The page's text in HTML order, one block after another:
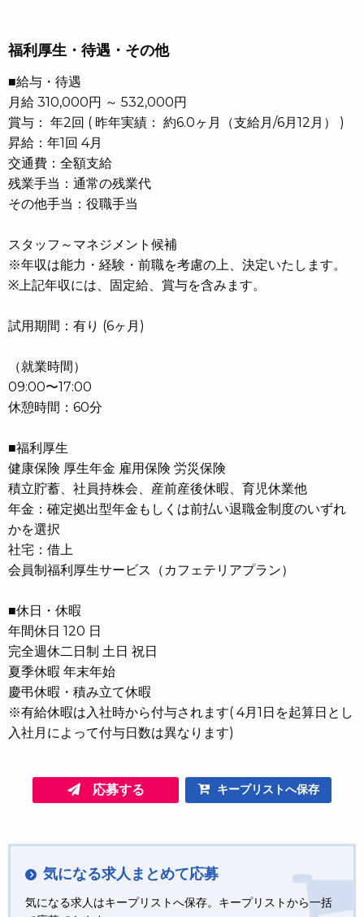
福利厚生・待遇・その他
■給与・待遇
月給 310,000円 ～ 532,000円
賞与： 年2回 ( 昨年実績： 約6.0ヶ月（支給月/6月12月） )
昇給：年1回 4月
交通費：全額支給
残業手当：通常の残業代
その他手当：役職手当
スタッフ～マネジメント候補
※年収は能力・経験・前職を考慮の上、決定いたします。
※上記年収には、固定給、賞与を含みます。
試用期間：有り (6ヶ月)
（就業時間）
09:00〜17:00
休憩時間：60分
■福利厚生
健康保険 厚生年金 雇用保険 労災保険
積立貯蓄、社員持株会、産前産後休暇、育児休業他
年金：確定拠出型年金もしくは前払い退職金制度のいずれ
かを選択
社宅：借上
会員制福利厚生サービス（カフェテリアプラン）
■休日・休暇
年間休日 120 日
完全週休二日制 土日 祝日
夏季休暇 年末年始
慶弔休暇・積み立て休暇
※有給休暇は入社時から付与されます( 4月1日を起算日とし
入社月によって付与日数は異なります)
応募する キープリストへ保存
気になる求人まとめて応募
気になる求人はキープリストへ保存。キープリストから一括